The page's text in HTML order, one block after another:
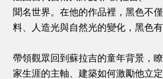
聞名世界。在他的作品裡，黑色不
料、人造光與自然光的變化，黑色
帶領觀眾回到蘇拉吉的童年背景，
家生涯的主軸、建築如何激勵他立